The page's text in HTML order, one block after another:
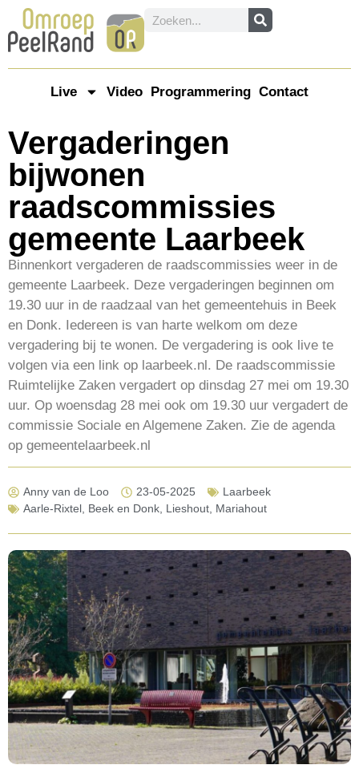
Live Video Programmering Contact
Vergaderingen
bijwonen
raadscommissies
gemeente Laarbeek
Binnenkort vergaderen de raadscommissies weer in de
gemeente Laarbeek. Deze vergaderingen beginnen om
19.30 uur in de raadzaal van het gemeentehuis in Beek
en Donk. Iedereen is van harte welkom om deze
vergadering bij te wonen. De vergadering is ook live te
volgen via een link op laarbeek.nl. De raadscommissie
Ruimtelijke Zaken vergadert op dinsdag 27 mei om 19.30
uur. Op woensdag 28 mei ook om 19.30 uur vergadert de
commissie Sociale en Algemene Zaken. Zie de agenda
op gemeentelaarbeek.nl
Anny van de Loo 23-05-2025
Laarbeek
Aarle-Rixtel, Beek en Donk, Lieshout, Mariahout